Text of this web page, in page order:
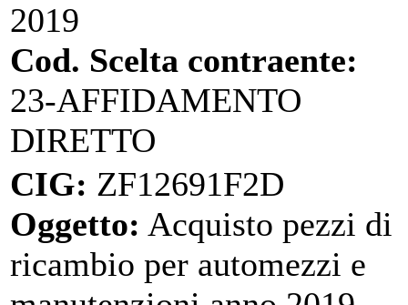
2019
Cod. Scelta contraente:
23-AFFIDAMENTO
DIRETTO
CIG: ZF12691F2D
Oggetto: Acquisto pezzi di
ricambio per automezzi e